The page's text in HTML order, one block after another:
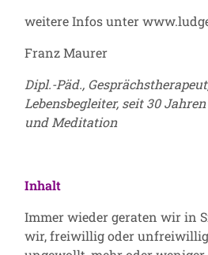
weitere Infos unter
Franz Maurer
Dipl.-Päd.,
Lebensbegleiter, seit 30
und Meditation
Inhalt
Immer wieder geraten wir in
wir, freiwillig oder